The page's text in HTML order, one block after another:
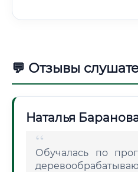
💬 Отзывы
Наталья
Обучалась по